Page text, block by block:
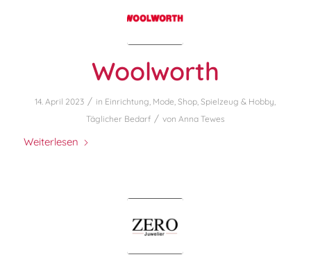
Woolworth
14. April 2023 / in Einrichtung, Mode,Shop,Spielzeug & Hobby,
Täglicher Bedarf / von Anna Tewes
Weiterlesen